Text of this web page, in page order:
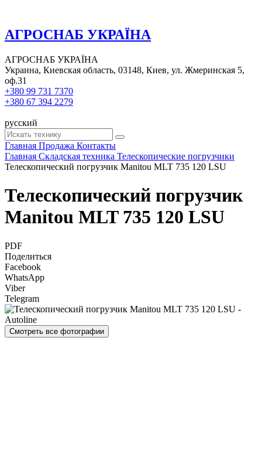
АГРОСНАБ УКРАЇНА
АГРОСНАБ УКРАЇНА
Украина, Киевская область, 03148, Киев, ул. Жмеринская 5,
оф.31
+380 99 731 7370
+380 67 394 2279
русский
Главная Продажа Контакты
Главная Складская техника Телескопические погрузчики
Телескопический погрузчик Manitou MLT 735 120 LSU
Телескопический погрузчик
Manitou MLT 735 120 LSU
PDF
Поделиться
Facebook
WhatsApp
Viber
Telegram
Смотреть все фотографии